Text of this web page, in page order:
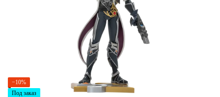
−10%
Под заказ